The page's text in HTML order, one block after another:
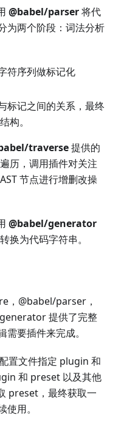
@babel/parser将代
为两个阶段：词法分析
符序列做标记化
标记之间的关系，最终
构。
traverse提供的
历，调用插件对关注
节点进行增删改操
@babel/generator
换为代码字符串。
，@babel/parser，
提供了完整
要插件来完成。
置文件指定 plugin 和
和 preset 以及其他
preset，最终获取一
用。